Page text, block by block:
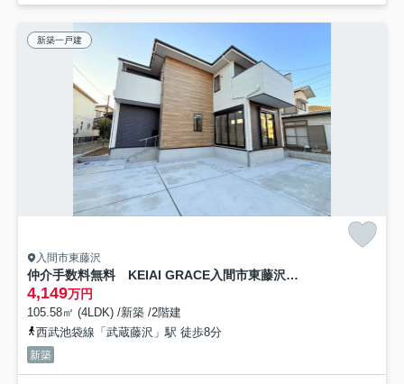
新築一戸建
入間市東藤沢
仲介手数料無料 KEIAI GRACE入間市東藤沢８期
4,149万円
105.58㎡ (4LDK) /新築 /2階建
西武池袋線「武蔵藤沢」駅 徒歩8分
新築